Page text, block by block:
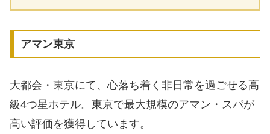
アマン東京
大都会・東京にて、心落ち着く非日常を過ごせる高
級4つ星ホテル。東京で最大規模のアマン・スパが
高い評価を獲得しています。